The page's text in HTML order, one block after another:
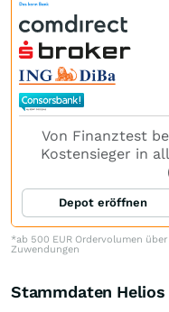
Von Finanztest
Kostensieger in
Depot eröffnen
*ab 500 EUR Ordervolumen
Zuwendungen
Stammdaten